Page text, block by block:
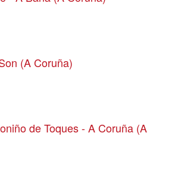
(A Coruña)
de Toques - A Coruña (A